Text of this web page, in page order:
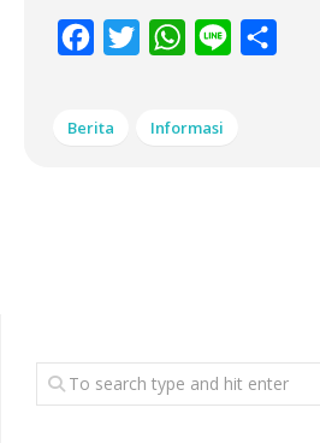
Facebook
Twitter WhatsApp
Line
Berita Informasi